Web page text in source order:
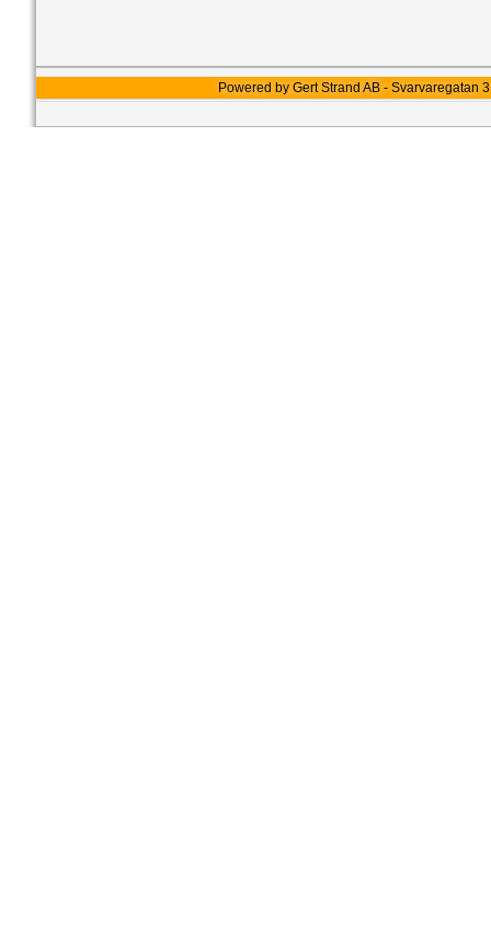
Powered by Gert Strand AB -